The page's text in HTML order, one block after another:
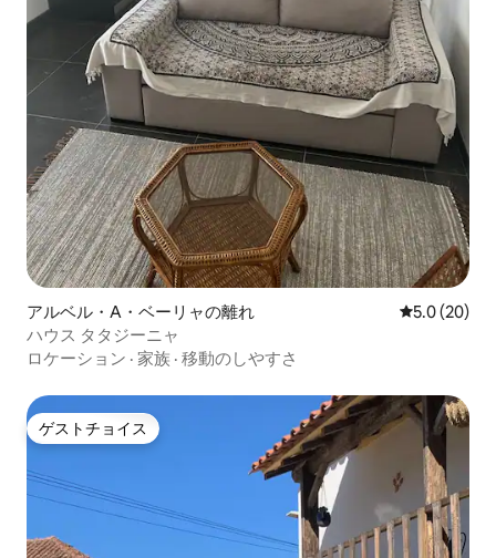
アルベル・A・ベーリャの離れ レビュー20
5.0 (20)
ハウス タタジーニャ
ロケーション · 家族 · 移動のしやすさ
ゲストチョイス
ゲストチョイス